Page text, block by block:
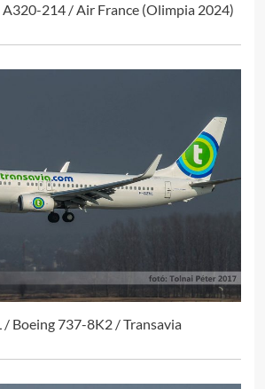
214 / Air France (Olimpia 2024)
/ Boeing 737-8K2 / Transavia